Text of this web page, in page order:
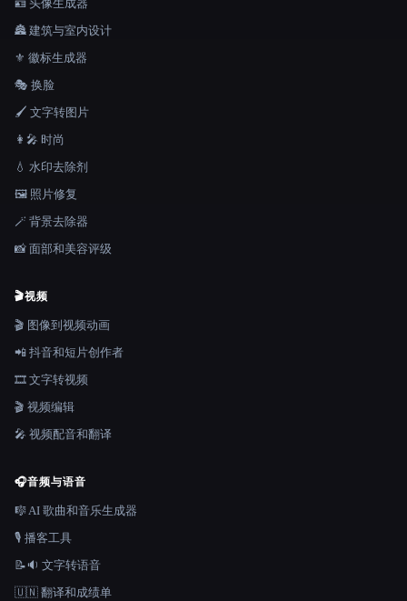
🪪 头像生成器
🏯 建筑与室内设计
⚜️ 徽标生成器
🎭 换脸
🖌️ 文字转图片
👩‍🎤 时尚
💧 水印去除剂
🖼️ 照片修复
🪄 背景去除器
📸 面部和美容评级
🎬视频
🎬 图像到视频动画
📲 抖音和短片创作者
🎞️ 文字转视频
🎬 视频编辑
🎤 视频配音和翻译
🎧音频与语音
🎼 AI 歌曲和音乐生成器
🎙️ 播客工具
📝🔉 文字转语音
🇺🇳 翻译和成绩单